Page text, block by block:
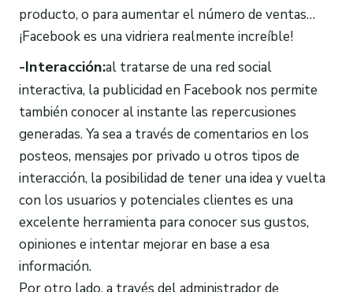
producto, o para aumentar el número de ventas…
¡Facebook es una vidriera realmente increíble!
-Interacción:al tratarse de una red social
interactiva, la publicidad en Facebook nos permite
también conocer al instante las repercusiones
generadas. Ya sea a través de comentarios en los
posteos, mensajes por privado u otros tipos de
interacción, la posibilidad de tener una idea y vuelta
con los usuarios y potenciales clientes es una
excelente herramienta para conocer sus gustos,
opiniones e intentar mejorar en base a esa
información.